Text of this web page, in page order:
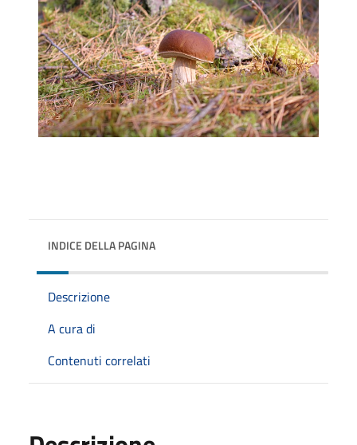
INDICE DELLA PAGINA
Descrizione
A cura di
Contenuti correlati